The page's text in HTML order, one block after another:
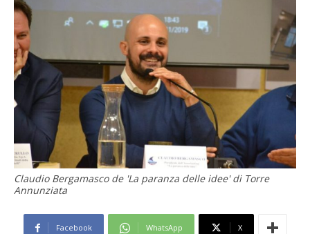
Claudio Bergamasco de 'La paranza delle idee' di Torre
Annunziata
Facebook WhatsApp X